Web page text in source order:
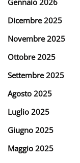
Dicembre 2025
Novembre 2025
Ottobre 2025
Settembre 2025
Agosto 2025
Luglio 2025
Giugno 2025
Maggio 2025